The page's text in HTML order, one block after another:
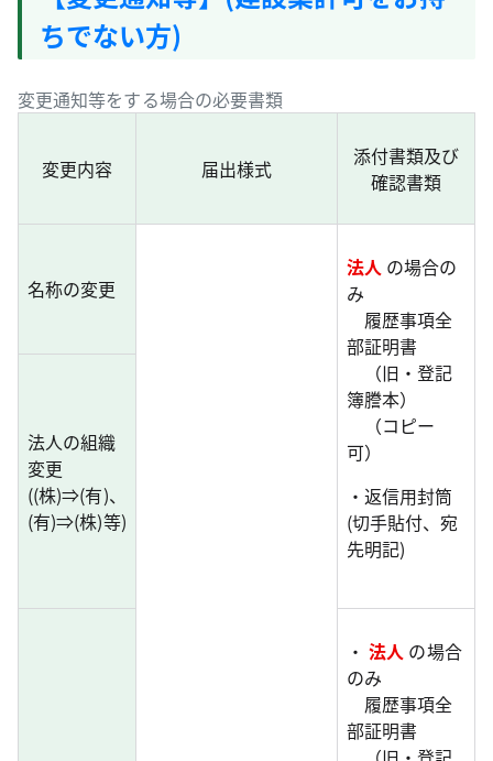
ちでない方)
変更通知等をする場合の必要書類
変更内容 届出様式
添付書類及び
確認書類
名称の変更
法人 の場合の
み
履歴事項全
部証明書
（旧・登記
簿謄本）
（コピー
可）
・返信用封筒
(切手貼付、宛
先明記)
法人の組織
変更
((株)⇒(有)、
(有)⇒(株)等)
・ 法人 の場合
のみ
履歴事項全
部証明書